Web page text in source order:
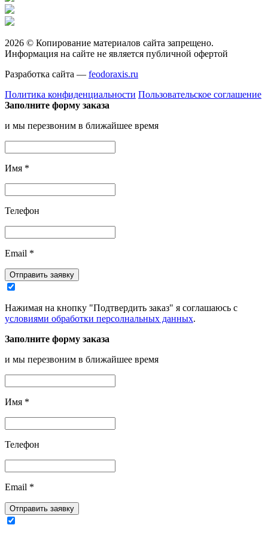
2026 © Копирование материалов сайта запрещено.
Информация на сайте не является публичной офертой
Разработка сайта — feodoraxis.ru
Политика конфиденциальности Пользовательское соглашение
Заполните форму заказа
и мы перезвоним в ближайшее время
Имя *
Телефон
Email *
Отправить заявку
Нажимая на кнопку "Подтвердить заказ" я соглашаюсь с
условиями обработки персолнальных данных.
Заполните форму заказа
и мы перезвоним в ближайшее время
Имя *
Телефон
Email *
Отправить заявку